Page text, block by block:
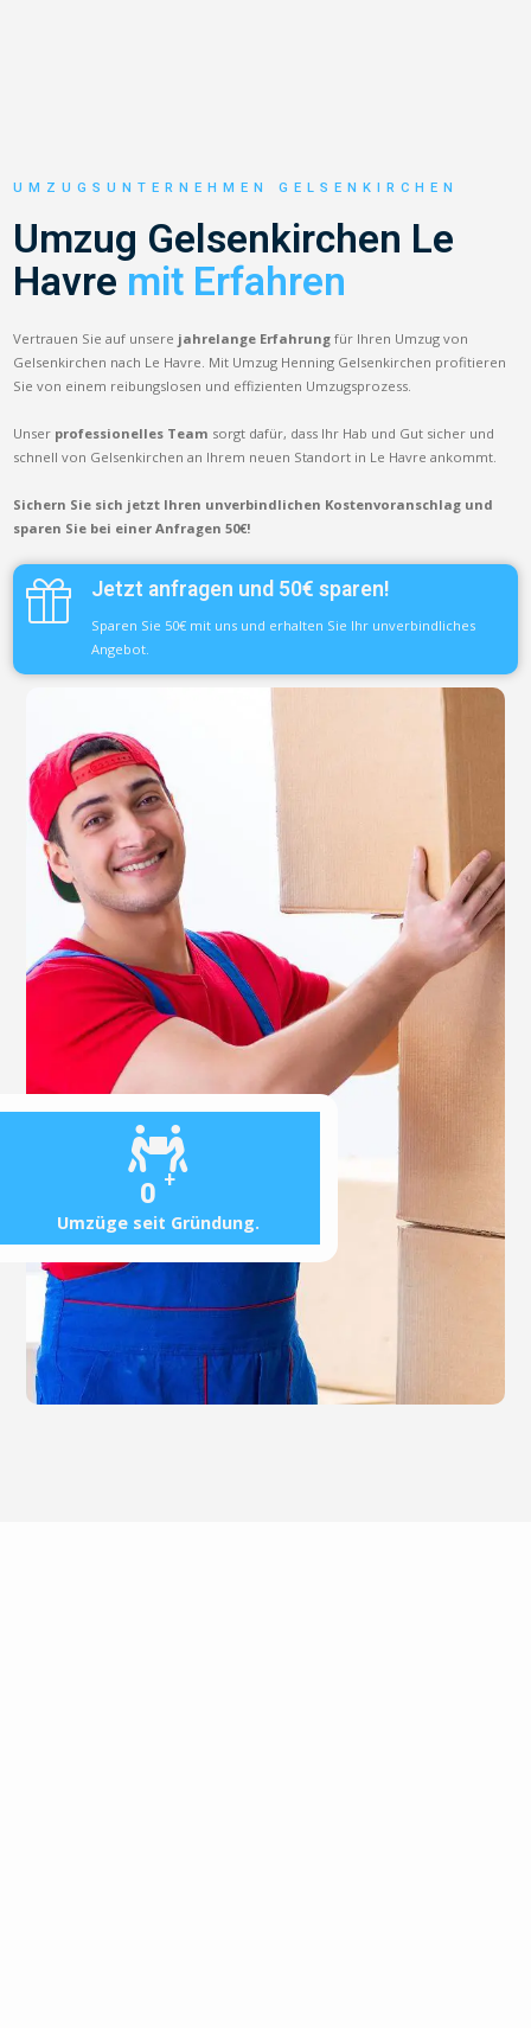
0 +
Umzüge seit Gründung.
UMZUGSUNTERNEHMEN GELSENKIRCHEN
Umzug Gelsenkirchen Le
Havre mit Erfahren
Vertrauen Sie auf unsere jahrelange Erfahrung für Ihren Umzug von
Gelsenkirchen nach Le Havre. Mit Umzug Henning Gelsenkirchen profitieren
Sie von einem reibungslosen und effizienten Umzugsprozess.
Unser professionelles Team sorgt dafür, dass Ihr Hab und Gut sicher und
schnell von Gelsenkirchen an Ihrem neuen Standort in Le Havre ankommt.
Sichern Sie sich jetzt Ihren unverbindlichen Kostenvoranschlag und
sparen Sie bei einer Anfragen 50€!
Jetzt anfragen und 50€ sparen!
Sparen Sie 50€ mit uns und erhalten Sie Ihr unverbindliches
Angebot.